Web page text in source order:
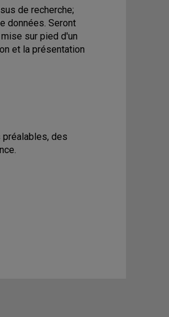
de recherche;
données. Seront
sur pied d'un
et la présentation
des